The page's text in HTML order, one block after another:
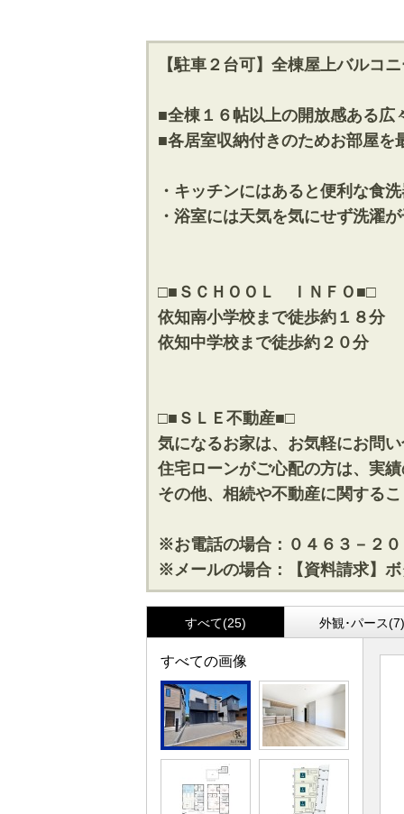
【駐車２台可】全棟屋上バルコ
■全棟１６帖以上の開放感ある広
■各居室収納付きのためお部屋を
・キッチンにはあると便利な食
・浴室には天気を気にせず洗濯
□■ＳＣＨＯＯＬ ＩＮＦＯ■□
依知南小学校まで徒歩約１８分
依知中学校まで徒歩約２０分
□■ＳＬＥ不動産■□
気になるお家は、お気軽にお問
住宅ローンがご心配の方は、実
その他、相続や不動産に関する
※お電話の場合：０４６３－２
※メールの場合：【資料請求】
すべて(25) 外観･パース
すべての画像